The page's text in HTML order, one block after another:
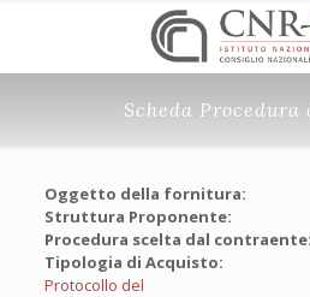
Scheda Procedura
Oggetto della fornitura:
Struttura Proponente:
Procedura scelta dal contraente:
Tipologia di Acquisto:
Protocollo del